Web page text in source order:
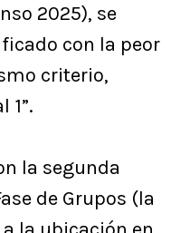
2025), se
con la peor
criterio,
1”.
la segunda
de Grupos (la